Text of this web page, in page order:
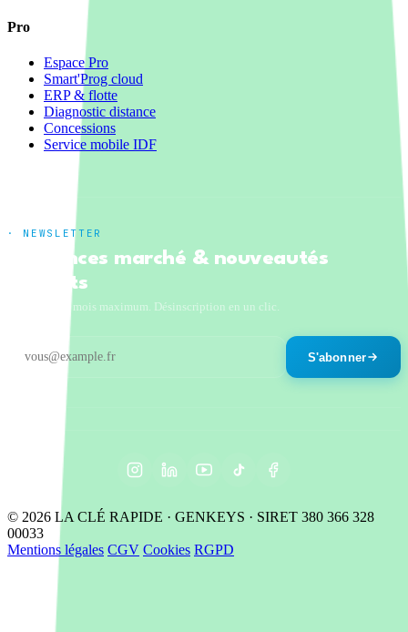
Pro
Espace Pro
Smart'Prog cloud
ERP & flotte
Diagnostic distance
Concessions
Service mobile IDF
· NEWSLETTER
Tendances marché & nouveautés
produits
Un email par mois maximum. Désinscription en un clic.
S'abonner
© 2026 LA CLÉ RAPIDE · GENKEYS · SIRET 380 366 328
00033
Mentions légales CGV Cookies RGPD